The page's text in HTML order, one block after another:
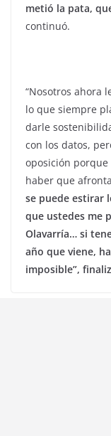
metió la pata,
continuó.
“Nosotros ahora
lo que siempre
darle
con los datos,
oposición porque
haber que
se puede estirar
que ustedes me
Olavarría… si
año que viene,
imposible”,